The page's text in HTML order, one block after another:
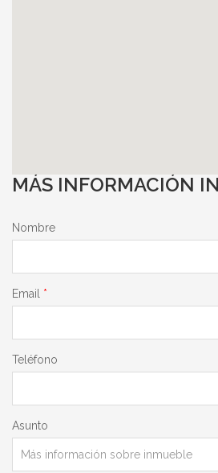
MÁS INFORMACIÓN
Nombre
Email *
Teléfono
Asunto